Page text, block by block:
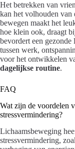
Het betrekken van
kan het volhouden van
bewegen maakt het
hoe klein ook, draagt
bevordert een
tussen werk,
voor het ontwikkelen
dagelijkse routine.
FAQ
Wat zijn de voordelen
stressvermindering?
Lichaamsbeweging
stressvermindering,